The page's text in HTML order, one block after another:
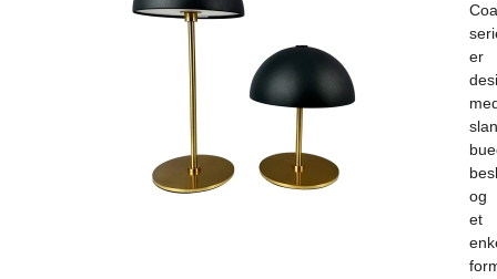
er
og
et